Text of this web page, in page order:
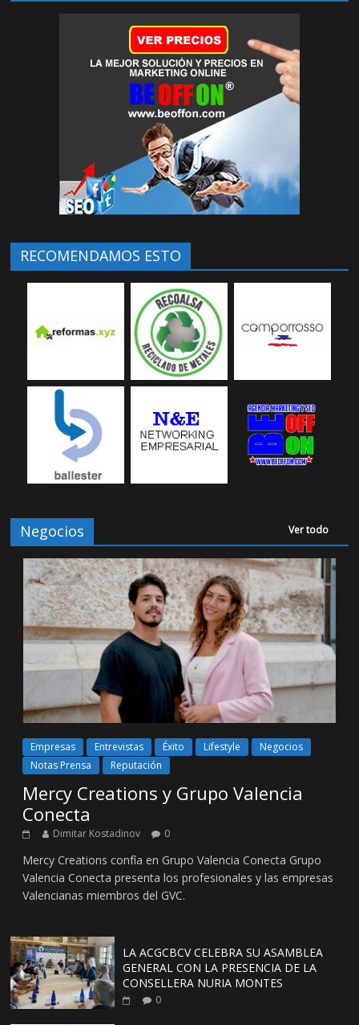
RECOMENDAMOS ESTO
Negocios Ver todo
Empresas Entrevistas Éxito Lifestyle
Negocios
Notas Prensa
Reputación
Mercy Creations y Grupo Valencia
Conecta
Dimitar Kostadinov 0
Mercy Creations confía en Grupo Valencia Conecta Grupo
Valencia Conecta presenta los profesionales y las empresas
Valencianas miembros del GVC.
LA ACGCBCV CELEBRA SU ASAMBLEA
GENERAL CON LA PRESENCIA DE LA
CONSELLERA NURIA MONTES
0